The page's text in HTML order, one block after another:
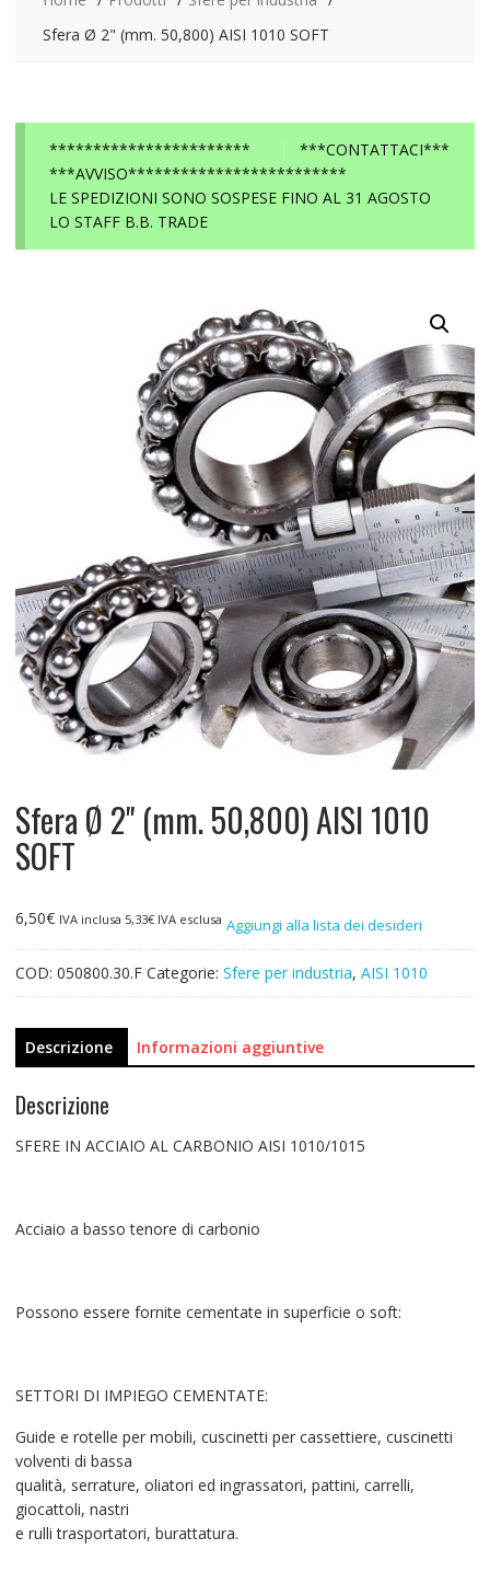
Sfera Ø 2" (mm. 50,800) AISI 1010 SOFT
***CONTATTACI***
***********************
***AVVISO*************************
LE SPEDIZIONI SONO SOSPESE FINO AL 31 AGOSTO
LO STAFF B.B. TRADE
Sfera Ø 2" (mm. 50,800) AISI 1010
SOFT
6,50€ IVA inclusa 5,33€IVA esclusa Aggiungi alla lista dei desideri
COD: 050800.30.F Categorie: Sfere per industria, AISI 1010
Descrizione Informazioni aggiuntive
Descrizione
SFERE IN ACCIAIO AL CARBONIO AISI 1010/1015
Acciaio a basso tenore di carbonio
Possono essere fornite cementate in superficie o soft:
SETTORI DI IMPIEGO CEMENTATE:
Guide e rotelle per mobili, cuscinetti per cassettiere, cuscinetti
volventi di bassa
qualità, serrature, oliatori ed ingrassatori, pattini, carrelli,
giocattoli, nastri
e rulli trasportatori, burattatura.